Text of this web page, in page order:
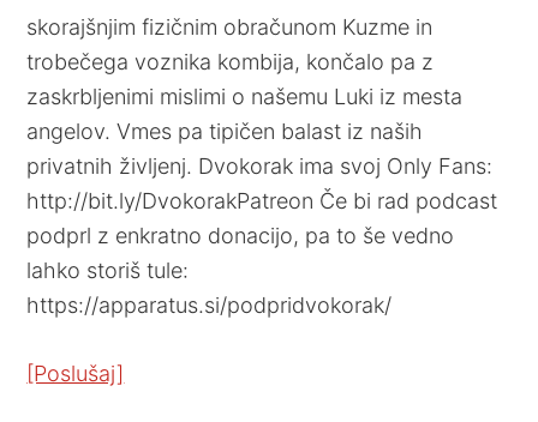
skorajšnjim fizičnim obračunom Kuzme in
trobečega voznika kombija, končalo pa z
zaskrbljenimi mislimi o našemu Luki iz mesta
angelov. Vmes pa tipičen balast iz naših
privatnih življenj. Dvokorak ima svoj Only Fans:
http://bit.ly/DvokorakPatreon Če bi rad podcast
podprl z enkratno donacijo, pa to še vedno
lahko storiš tule:
https://apparatus.si/podpridvokorak/
[Poslušaj]